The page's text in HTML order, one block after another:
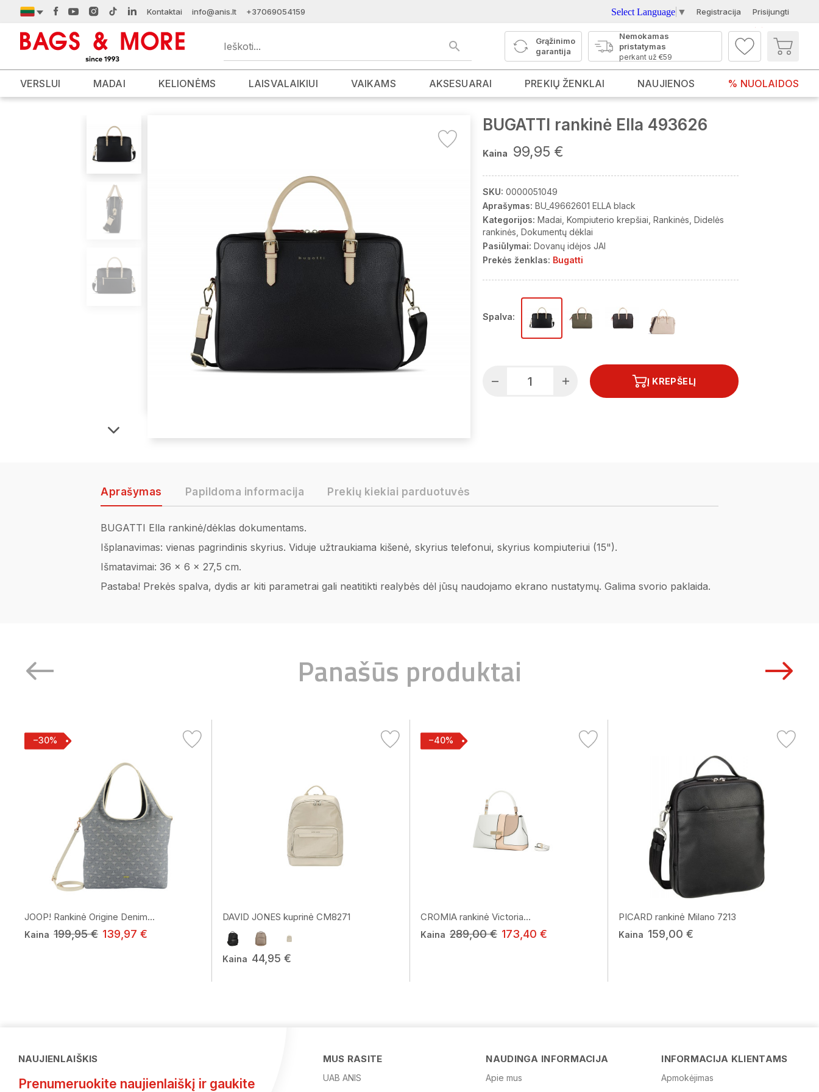
Kontaktai info@anis.lt +37069054159 Select Language ▼ Registracija Prisijungti
Grąžinimo
garantija
Nemokamas
pristatymas
perkant už €59
VERSLUI MADAI KELIONĖMS LAISVALAIKIUI VAIKAMS AKSESUARAI PREKIŲ ŽENKLAI NAUJIENOS % NUOLAIDOS
BUGATTI rankinė Ella 493626
Kaina 99,95 €
SKU: 0000051049
Aprašymas: BU_49662601 ELLA black
Kategorijos: Madai Kompiuterio krepšiai Rankinės Didelės
rankinės Dokumentų dėklai
Pasiūlymai: Dovanų idėjos JAI
Prekės ženklas: Bugatti
Spalva:
Į KREPŠELĮ
Aprašymas Papildoma informacija Prekių kiekiai parduotuvės
BUGATTI Ella rankinė/dėklas dokumentams.
Išplanavimas: vienas pagrindinis skyrius. Viduje užtraukiama kišenė, skyrius telefonui, skyrius kompiuteriui (15").
Išmatavimai: 36 x 6 x 27,5 cm.
Pastaba! Prekės spalva, dydis ar kiti parametrai gali neatitikti realybės dėl jūsų naudojamo ekrano nustatymų. Galima svorio paklaida.
Panašūs produktai
−30%
JOOP! Rankinė Origine Denim...
Kaina 199,95 € 139,97 €
DAVID JONES kuprinė CM8271
Kaina 44,95 €
−40%
CROMIA rankinė Victoria...
Kaina 289,00 € 173,40 €
PICARD rankinė Milano 7213
Kaina 159,00 €
NAUJIENLAIŠKIS
Prenumeruokite naujienlaiškį ir gaukite
MUS RASITE
UAB ANIS
NAUDINGA INFORMACIJA
Apie mus
INFORMACIJA KLIENTAMS
Apmokėjimas